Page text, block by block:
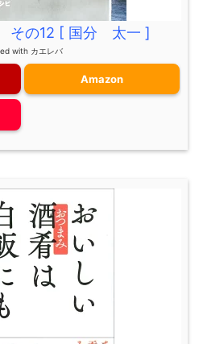
その12 [ 国分 太一 ]
with カエレバ
Amazon